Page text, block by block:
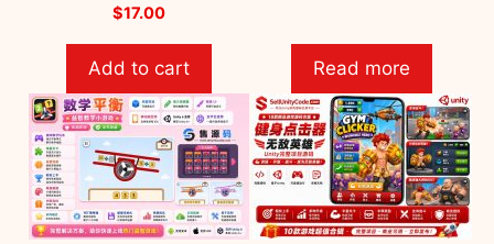
o
5
$17.00
Add to cart
o
5
Read more